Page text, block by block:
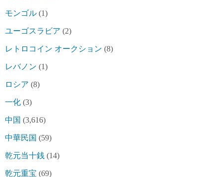
モンゴル (1)
ユーゴスラビア (2)
レトロコイン オークション (8)
レバノン (1)
ロシア (8)
一化 (3)
中国 (3,616)
中華民国 (59)
乾元当十銭 (14)
乾元重宝 (69)